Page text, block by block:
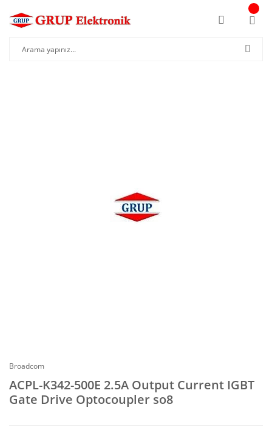
Broadcom
ACPL-K342-500E 2.5A Output Current IGBT
Gate Drive Optocoupler so8